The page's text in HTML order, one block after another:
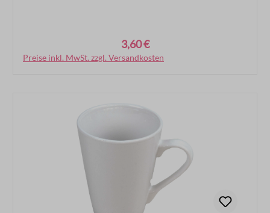
3,60 €
Preise inkl. MwSt. zzgl. Versandkosten
In den Warenkorb